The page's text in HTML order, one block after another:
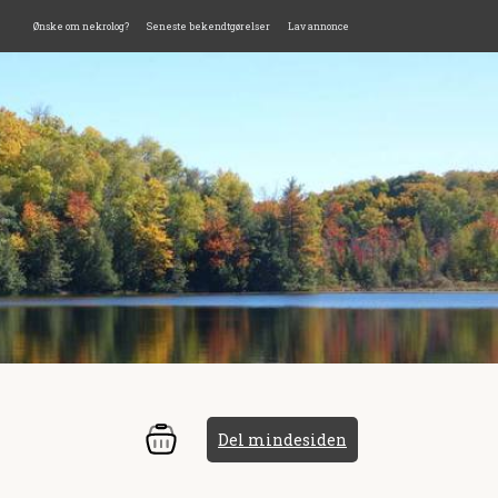
Ønske om nekrolog? Seneste bekendtgørelser Lav annonce
Del mindesiden